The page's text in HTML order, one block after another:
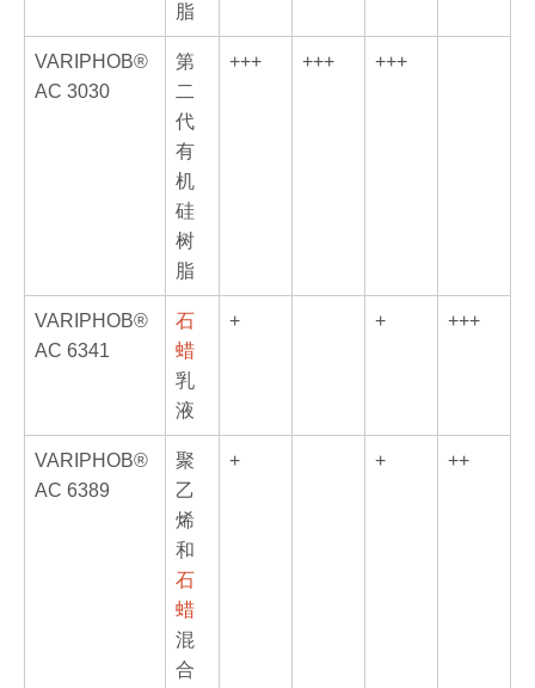
脂
VARIPHOB®
AC 3030
第
二
代
有
机
硅
树
脂
+++ +++ +++
VARIPHOB®
AC 6341
石
蜡
乳
液
+ + +++
VARIPHOB®
AC 6389
聚
乙
烯
和
石
蜡
混
合
+ + ++